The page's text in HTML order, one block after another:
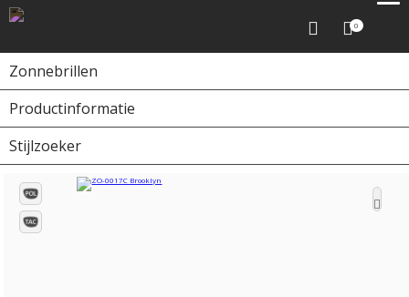
0
Zonnebrillen
Productinformatie
Stijlzoeker
Home Zonnebrillen